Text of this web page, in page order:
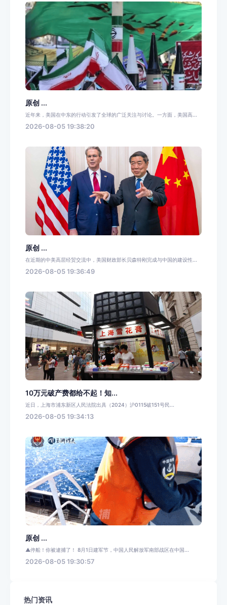
原创 ...
近年来，美国在中东的行动引发了全球的广泛关注与讨论。一方面，美国高...
2026-08-05 19:38:20
原创 ...
在近期的中美高层经贸交流中，美国财政部长贝森特刚完成与中国的建设性...
2026-08-05 19:36:49
10万元破产费都给不起！知...
近日，上海市浦东新区人民法院出具（2024）沪0115破151号民...
2026-08-05 19:34:13
原创 ...
▲停船！你被逮捕了！ 8月1日建军节，中国人民解放军南部战区在中国...
2026-08-05 19:30:57
热门资讯